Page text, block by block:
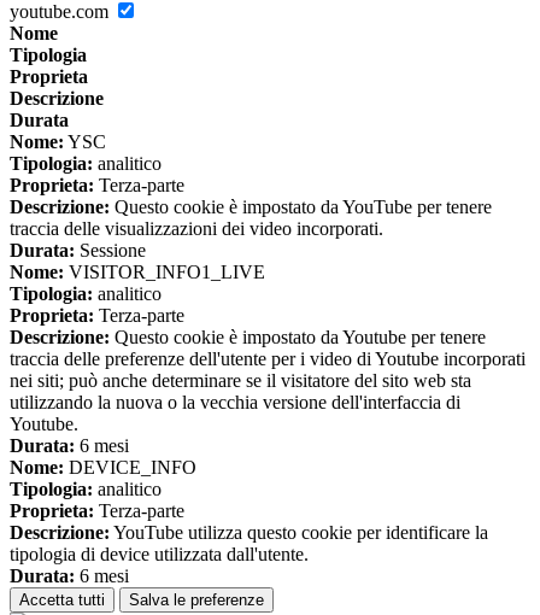
youtube.com
Nome
Tipologia
Proprieta
Descrizione
Durata
Nome: YSC
Tipologia: analitico
Proprieta: Terza-parte
Descrizione: Questo cookie è impostato da YouTube per tenere
traccia delle visualizzazioni dei video incorporati.
Durata: Sessione
Nome: VISITOR_INFO1_LIVE
Tipologia: analitico
Proprieta: Terza-parte
Descrizione: Questo cookie è impostato da Youtube per tenere
traccia delle preferenze dell'utente per i video di Youtube incorporati
nei siti; può anche determinare se il visitatore del sito web sta
utilizzando la nuova o la vecchia versione dell'interfaccia di
Youtube.
Durata: 6 mesi
Nome: DEVICE_INFO
Tipologia: analitico
Proprieta: Terza-parte
Descrizione: YouTube utilizza questo cookie per identificare la
tipologia di device utilizzata dall'utente.
Durata: 6 mesi
Accetta tutti Salva le preferenze